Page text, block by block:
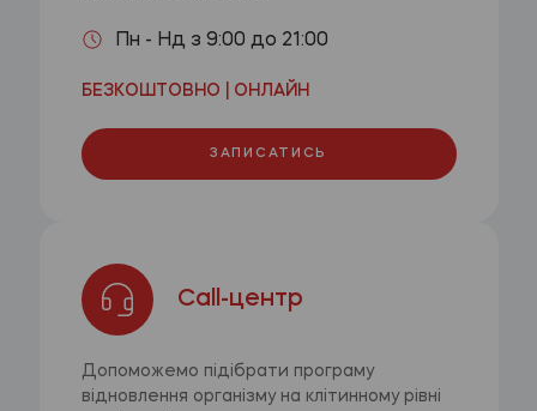
Пн - Нд з 9:00 до 21:00
БЕЗКОШТОВНО | ОНЛАЙН
ЗАПИСАТИСЬ
Call-центр
Допоможемо підібрати програму
відновлення організму на клітинному рівні